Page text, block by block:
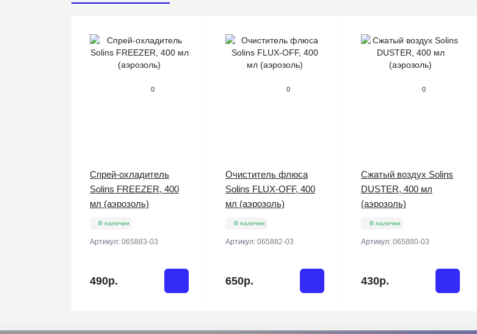
0
Спрей-охладитель
Solins FREEZER, 400
мл (аэрозоль)
В наличии
Артикул: 065883-03
490р.
0
Очиститель флюса
Solins FLUX-OFF, 400
мл (аэрозоль)
В наличии
Артикул: 065882-03
650р.
0
Сжатый воздух Solins
DUSTER, 400 мл
(аэрозоль)
В наличии
Артикул: 065880-03
430р.